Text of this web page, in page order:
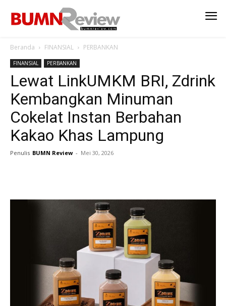
Beranda FINANSIAL PERBANKAN
FINANSIAL PERBANKAN
Lewat LinkUMKM BRI, Zdrink
Kembangkan Minuman
Cokelat Instan Berbahan
Kakao Khas Lampung
Penulis BUMN Review - Mei 30, 2026